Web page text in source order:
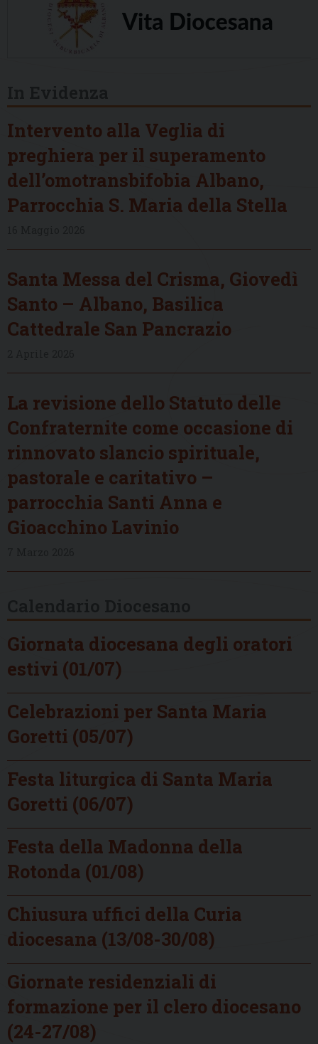
Intervento alla Veglia di
preghiera per il superamento
dell’omotransbifobia Albano,
Parrocchia S. Maria della Stella
Santa Messa del Crisma, Giovedì
Santo – Albano, Basilica
Cattedrale San Pancrazio
La revisione dello Statuto delle
Confraternite come occasione di
rinnovato slancio spirituale,
pastorale e caritativo –
parrocchia Santi Anna e
Gioacchino Lavinio
Giornata diocesana degli oratori
estivi (01/07)
Celebrazioni per Santa Maria
Goretti (05/07)
Festa liturgica di Santa Maria
Goretti (06/07)
Festa della Madonna della
Rotonda (01/08)
Chiusura uffici della Curia
diocesana (13/08-30/08)
Giornate residenziali di
formazione per il clero diocesano
(24-27/08)